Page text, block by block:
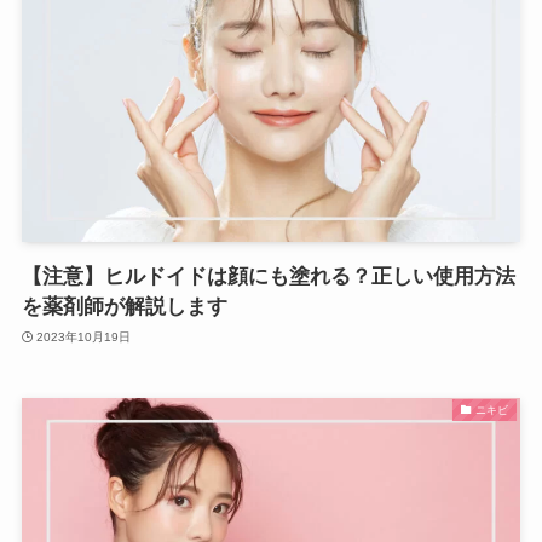
【注意】ヒルドイドは顔にも塗れる？正しい使用方法
を薬剤師が解説します
2023年10月19日
ニキビ